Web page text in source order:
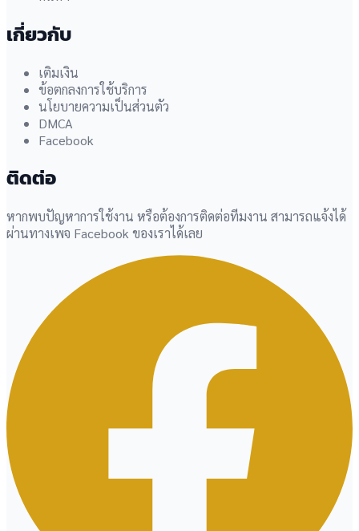
เกี่ยวกับ
เติมเงิน
ข้อตกลงการใช้บริการ
นโยบายความเป็นส่วนตัว
DMCA
Facebook
ติดต่อ
หากพบปัญหาการใช้งาน หรือต้องการติดต่อทีมงาน สามารถแจ้งได้
ผ่านทางเพจ Facebook ของเราได้เลย